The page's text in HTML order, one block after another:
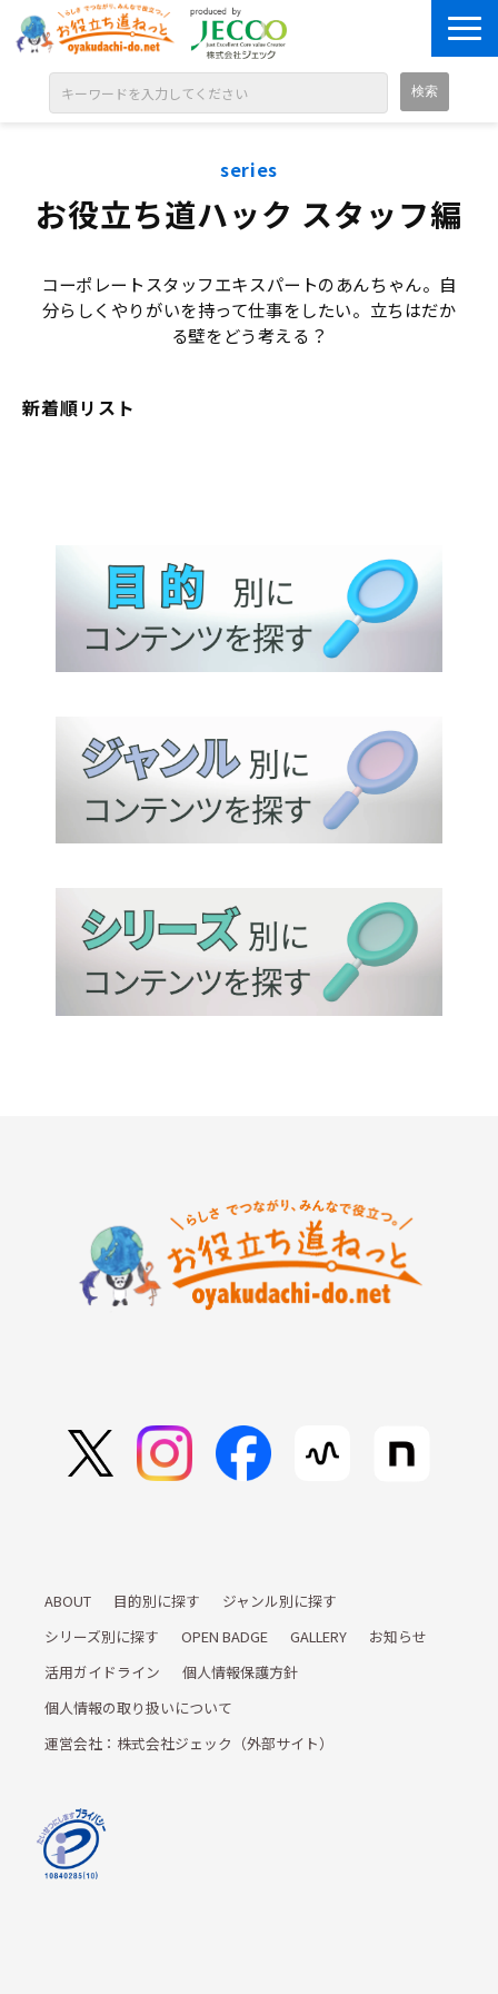
目的別に探す
ジャンル別に探す
OPEN BADGE
GALLERY
series
お役立ち道ハック スタッフ編
コーポレートスタッフエキスパートのあんちゃん。自
分らしくやりがいを持って仕事をしたい。立ちはだか
る壁をどう考える？
新着順リスト
ABOUT 目的別に探す
ジャンル別に探す
シリーズ別に探す
OPEN BADGE GALLERY
お知らせ
活用ガイドライン
個人情報保護方針
個人情報の取り扱いについて
運営会社：株式会社ジェック（外部サイト）